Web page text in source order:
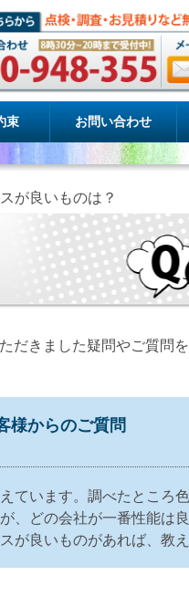
束 お問い合わせ
が良いものは？
だきました疑問やご質問
様からのご質問
ています。調べたところ
、どの会社が一番性能は
が良いものがあれば、教え